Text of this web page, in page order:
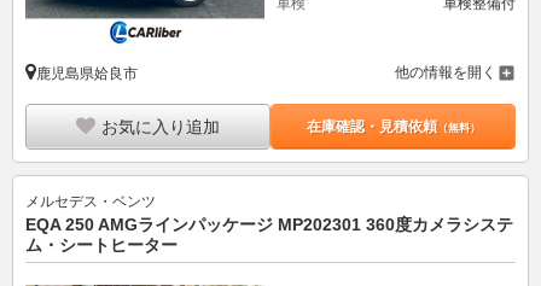
車検
車検整備付
鹿児島県姶良市 他の情報を開く
お気に入り追加 在庫確認・見積依頼（無料）
メルセデス・ベンツ
EQA 250 AMGラインパッケージ MP202301 360度カメラシステ
ム・シートヒーター